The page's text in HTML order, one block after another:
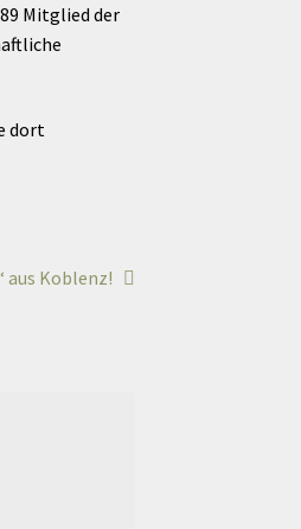
Mitglied der
dort
aus Koblenz!